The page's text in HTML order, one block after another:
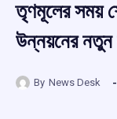
তৃণমূলের সময়
উন্নয়নের নতুন
By News Desk